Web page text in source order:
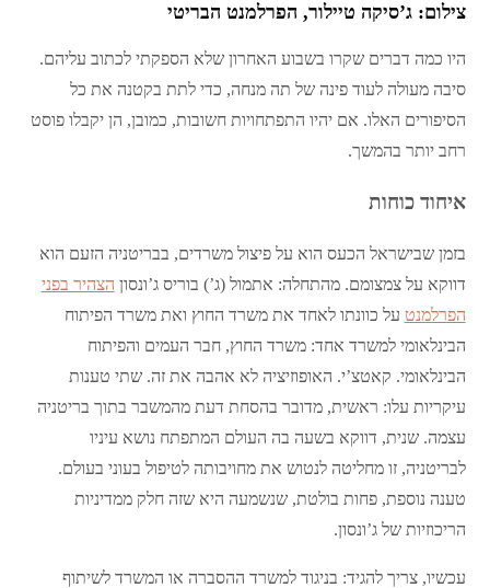
צילום: ג’סיקה טיילור, הפרלמנט הבריטי
היו כמה דברים שקרו בשבוע האחרון שלא הספקתי לכתוב עליהם.
סיבה מעולה לעוד פינה של תה מנחה, כדי לתת בקטנה את כל
הסיפורים האלו. אם יהיו התפתחויות חשובות, כמובן, הן יקבלו פוסט
רחב יותר בהמשך.
איחוד כוחות
בזמן שבישראל הכעס הוא על פיצול משרדים, בבריטניה הזעם הוא
דווקא על צמצומם. מהתחלה: אתמול (ג’) בוריס ג’ונסון הצהיר בפני
הפרלמנט על כוונתו לאחד את משרד החוץ ואת משרד הפיתוח
הבינלאומי למשרד אחד: משרד החוץ, חבר העמים והפיתוח
הבינלאומי. קאטצ’י. האופוזיציה לא אהבה את זה. שתי טענות
עיקריות עלו: ראשית, מדובר בהסחת דעת מהמשבר בתוך בריטניה
עצמה. שנית, דווקא בשעה בה העולם המתפתח נושא עיניו
לבריטניה, זו מחליטה לנטוש את מחויבותה לטיפול בעוני בעולם.
טענה נוספת, פחות בולטת, שנשמעה היא שזה חלק ממדיניות
הריכוזיות של ג’ונסון.
עכשיו, צריך להגיד: בניגוד למשרד ההסברה או המשרד לשיתוף